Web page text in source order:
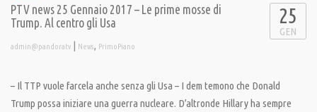
PTV news 25 Gennaio 2017 – Le prime mosse di
Trump. Al centro gli Usa
admin@pandoratv | News, PrimoPiano
25
GEN
– Il TTP vuole farcela anche senza gli Usa – I dem temono che Donald
Trump possa iniziare una guerra nucleare. D’altronde Hillary ha sempre